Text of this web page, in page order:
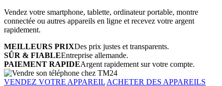
Vendez votre smartphone, tablette, ordinateur portable, montre
connectée ou autres appareils en ligne et recevez votre argent
rapidement.
MEILLEURS PRIXDes prix justes et transparents.
SÛR & FIABLEEntreprise allemande.
PAIEMENT RAPIDEArgent rapidement sur votre compte.
VENDEZ VOTRE APPAREIL ACHETER DES APPAREILS